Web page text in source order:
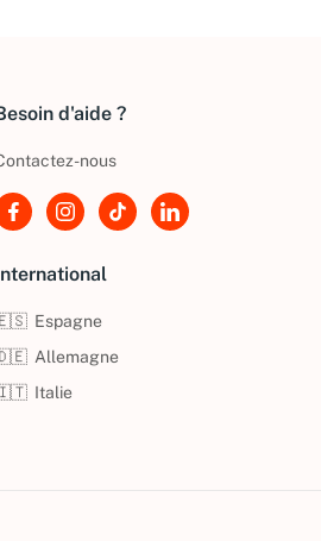
d'aide ?
nous
Espagne
Allemagne
Italie